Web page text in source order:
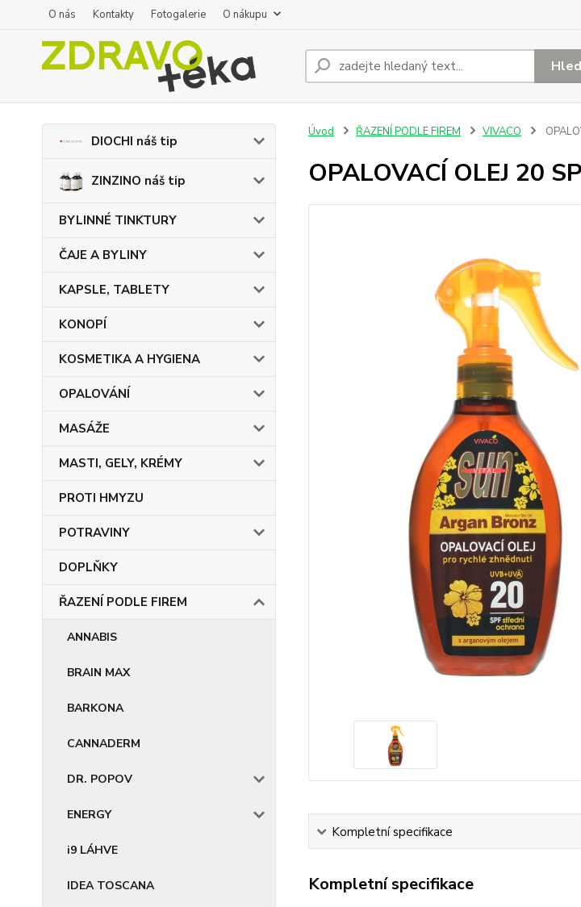
O nás Kontakty Fotogalerie O nákupu
DIOCHI náš tip
ZINZINO náš tip
BYLINNÉ TINKTURY
ČAJE A BYLINY
KAPSLE, TABLETY
KONOPÍ
KOSMETIKA A HYGIENA
OPALOVÁNÍ
MASÁŽE
MASTI, GELY, KRÉMY
PROTI HMYZU
POTRAVINY
DOPLŇKY
ŘAZENÍ PODLE FIREM
ANNABIS
BRAIN MAX
BARKONA
CANNADERM
DR. POPOV
ENERGY
i9 LÁHVE
IDEA TOSCANA
Úvod ŘAZENÍ PODLE FIREM VIVACO
OPALOVACÍ OLEJ 20
Kompletní specifikace
Kompletní specifikace